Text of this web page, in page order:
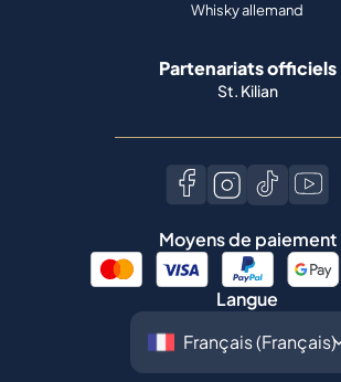
Whisky allemand
Partenariats officiels
St. Kilian
Moyens de paiement
Langue